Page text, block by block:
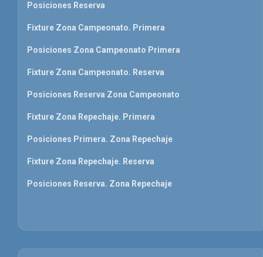
Posiciones Reserva
Fixture Zona Campeonato. Primera
Posiciones Zona Campeonato Primera
Fixture Zona Campeonato. Reserva
Posiciones Reserva Zona Campeonato
Fixture Zona Repechaje. Primera
Posiciones Primera. Zona Repechaje
Fixture Zona Repechaje. Reserva
Posiciones Reserva. Zona Repechaje